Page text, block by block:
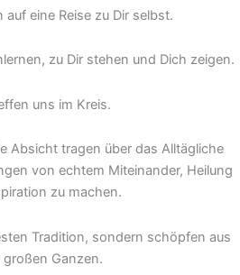
auf eine Reise zu Dir selbst.
zu Dir stehen und Dich zeigen.
uns im Kreis.
Absicht tragen über das Alltägliche
von echtem Miteinander, Heilung
zu machen.
Tradition, sondern schöpfen aus
großen Ganzen.